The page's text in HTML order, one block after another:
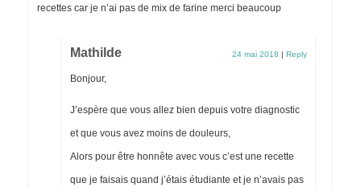
recettes car je n’ai pas de mix de farine merci beaucoup
Mathilde 24 mai 2018 Reply
Bonjour,
J’espère que vous allez bien depuis votre diagnostic
et que vous avez moins de douleurs,
Alors pour être honnête avec vous c’est une recette
que je faisais quand j’étais étudiante et je n’avais pas